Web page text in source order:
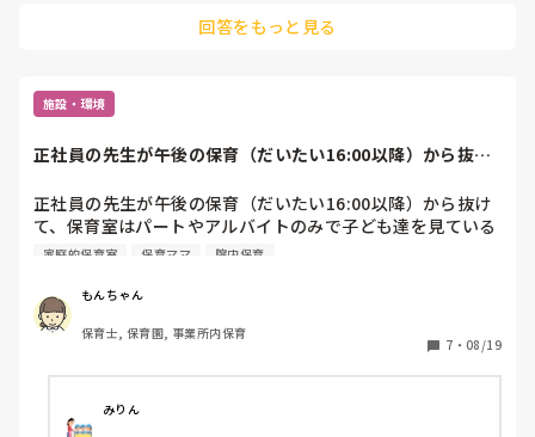
週に２０時間以上の勤務や、貸付を免除してもらうには、その
もし就職した園がブラックだったらどうしようと不安だったの
もあり実際は利用しませんでした💦
我が子を保育園に預けて保育士として働く場合に、保育料の補
回答をもっと見る
施設・環境
正社員の先生が午後の保育（だいたい16:00以降）から抜け
正社員の先生が午後の保育（だいたい16:00以降）から抜け
て、保育室はパートやアルバイトのみで子ども達を見ている
ことが多いです。（正社員の方皆で事務所で書類をしていま
このような園、他にもありますでしょうか？
正社員の先生が1人もいないことに正直不安があります。全
で、それにも少し困っています。
企業主導型の園ということもあるかもしれませんが…
家庭的保育室 保育ママ 院内保育
もんちゃん
保育士, 保育園, 事業所内保育
7 ・ 08/19
みりん